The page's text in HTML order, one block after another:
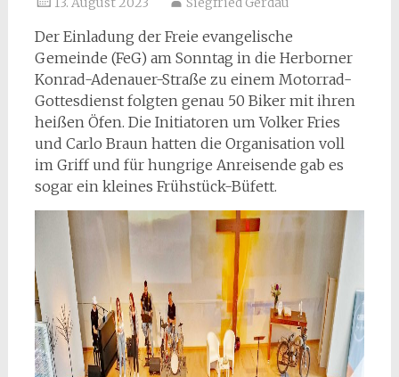
Der Einladung der Freie evangelische
Gemeinde (FeG) am Sonntag in die Herborner
Konrad-Adenauer-Straße zu einem Motorrad-
Gottesdienst folgten genau 50 Biker mit ihren
heißen Öfen. Die Initiatoren um Volker Fries
und Carlo Braun hatten die Organisation voll
im Griff und für hungrige Anreisende gab es
sogar ein kleines Frühstück-Büfett.